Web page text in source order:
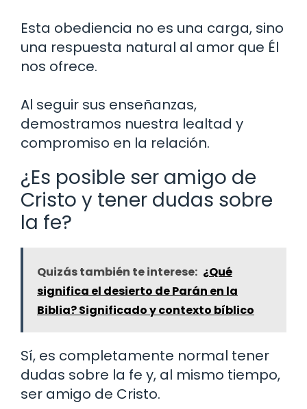
Esta obediencia no es una carga, sino
una respuesta natural al amor que Él
nos ofrece.
Al seguir sus enseñanzas,
demostramos nuestra lealtad y
compromiso en la relación.
¿Es posible ser amigo de
Cristo y tener dudas sobre
la fe?
Quizás también te interese: ¿Qué
significa el desierto de Parán en la
Biblia? Significado y contexto bíblico
Sí, es completamente normal tener
dudas sobre la fe y, al mismo tiempo,
ser amigo de Cristo.